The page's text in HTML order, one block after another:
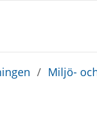
/ Miljö-